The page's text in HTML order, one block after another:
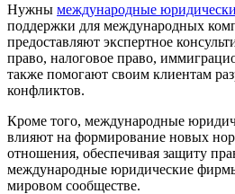
Нужны международные
поддержки для международных
предоставляют экспертное
право, налоговое право,
также помогают своим клиентам
конфликтов.
Кроме того, международные
влияют на формирование новых
отношения, обеспечивая защиту
международные юридические
мировом сообществе.